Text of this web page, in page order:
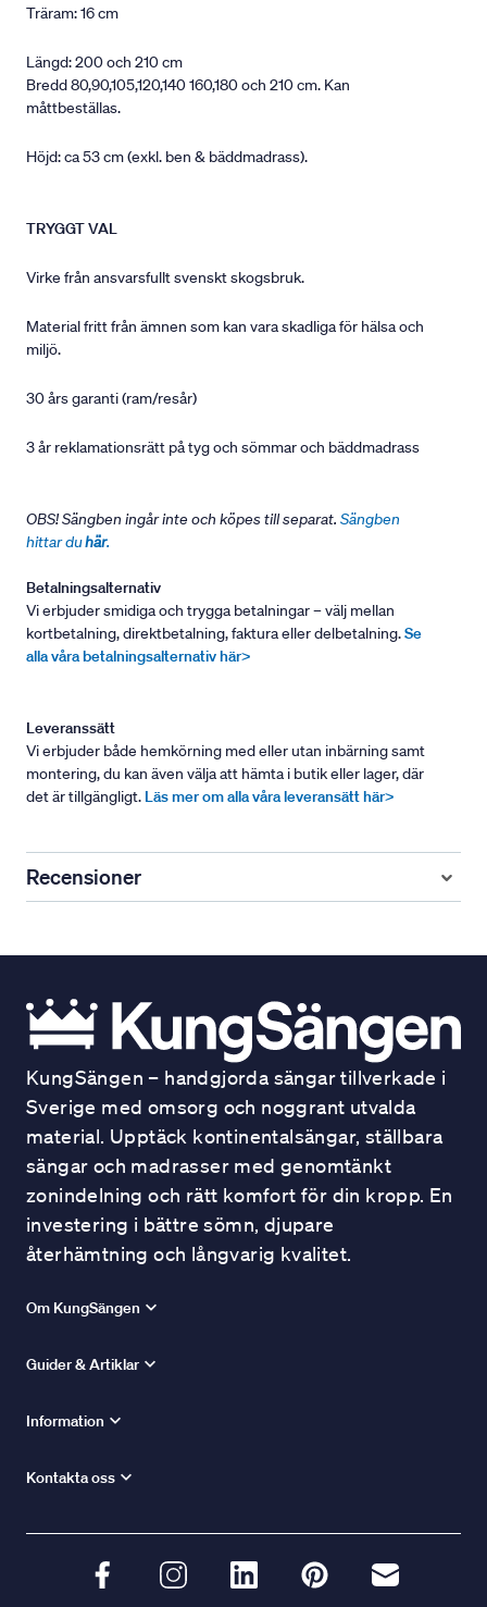
Träram: 16 cm
Längd: 200 och 210 cm
Bredd 80,90,105,120,140 160,180 och 210 cm. Kan
måttbeställas.
Höjd: ca 53 cm (exkl. ben & bäddmadrass).
TRYGGT VAL
Virke från ansvarsfullt svenskt skogsbruk.
Material fritt från ämnen som kan vara skadliga för hälsa och
miljö.
30 års garanti (ram/resår)
3 år reklamationsrätt på tyg och sömmar och bäddmadrass
OBS! Sängben ingår inte och köpes till separat. Sängben
hittar duhär.
Betalningsalternativ
Vi erbjuder smidiga och trygga betalningar – välj mellan
kortbetalning, direktbetalning, faktura eller delbetalning.Se
alla våra betalningsalternativ här>
Leveranssätt
Vi erbjuder både hemkörning med eller utan inbärning samt
montering, du kan även välja att hämta i butik eller lager, där
det är tillgängligt. Läs mer om alla våra leveransätt här>
Recensioner
KungSängen – handgjorda sängar tillverkade i
Sverige med omsorg och noggrant utvalda
material. Upptäck kontinentalsängar, ställbara
sängar och madrasser med genomtänkt
zonindelning och rätt komfort för din kropp. En
investering i bättre sömn, djupare
återhämtning och långvarig kvalitet.
Om KungSängen
Guider & Artiklar
Information
Kontakta oss